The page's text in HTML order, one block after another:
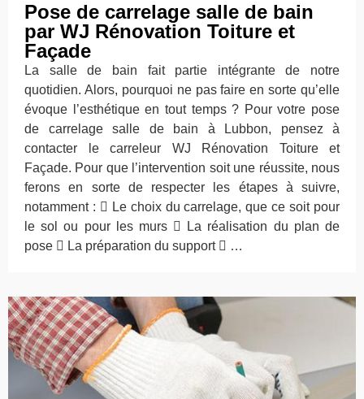
Pose de carrelage salle de bain
par WJ Rénovation Toiture et
Façade
La salle de bain fait partie intégrante de notre
quotidien. Alors, pourquoi ne pas faire en sorte qu’elle
évoque l’esthétique en tout temps ? Pour votre pose
de carrelage salle de bain à Lubbon, pensez à
contacter le carreleur WJ Rénovation Toiture et
Façade. Pour que l’intervention soit une réussite, nous
ferons en sorte de respecter les étapes à suivre,
notamment :  Le choix du carrelage, que ce soit pour
le sol ou pour les murs  La réalisation du plan de
pose  La préparation du support  …